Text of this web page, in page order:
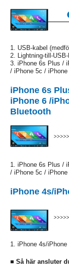
1. USB-kabel
2. Lightning-till-
3. iPhone 6s Plus /
/ iPhone 5c / iPhone
iPhone 6s
iPhone 6 /
Bluetooth
1. iPhone 6s Plus /
/ iPhone 5c / iPhone
iPhone 4s/
1. iPhone 4s/iPhone
■ Så här ansluter